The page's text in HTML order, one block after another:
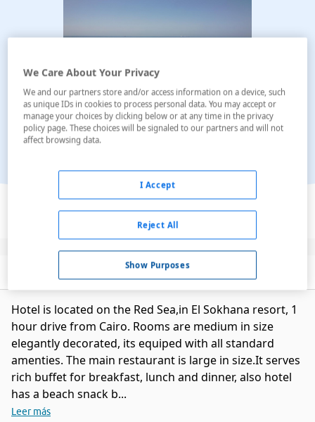
Ver en el mapa
Servicios
Hotel is located on the Red Sea,in El Sokhana resort, 1
hour drive from Cairo. Rooms are medium in size
elegantly decorated, its equiped with all standard
amenties. The main restaurant is large in size.It serves
rich buffet for breakfast, lunch and dinner, also hotel
has a beach snack b...
Leer más
We Care About Your Privacy
We and our partners store and/or access information on a device, such
as unique IDs in cookies to process personal data. You may accept or
manage your choices by clicking below or at any time in the privacy
policy page. These choices will be signaled to our partners and will not
affect browsing data.
Show Purposes
Reject All
I Accept